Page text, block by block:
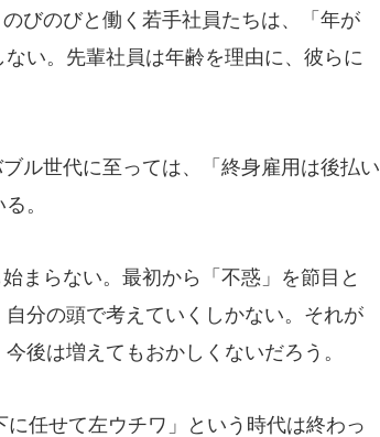
びのびと働く若手社員たちは、「年が
い。先輩社員は年齢を理由に、彼らに
ル世代に至っては、「終身雇用は後払い
。
まらない。最初から「不惑」を節目と
分の頭で考えていくしかない。それが
後は増えてもおかしくないだろう。
任せて左ウチワ」という時代は終わっ